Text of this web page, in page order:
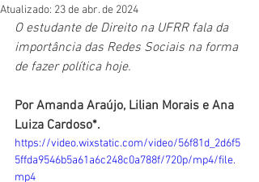
Atualizado: 23 de abr. de 2024
O estudante de Direito na UFRR fala da
importância das Redes Sociais na forma
de fazer política hoje.
Por Amanda Araújo, Lilian Morais e Ana
Luiza Cardoso*.
https://video.wixstatic.com/video/56f81d_2d6f5
5ffda9546b5a61a6c248c0a788f/720p/mp4/file.
mp4